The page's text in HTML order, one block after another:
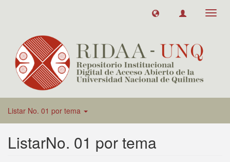
Listar No. 01 por tema
ListarNo. 01 por tema